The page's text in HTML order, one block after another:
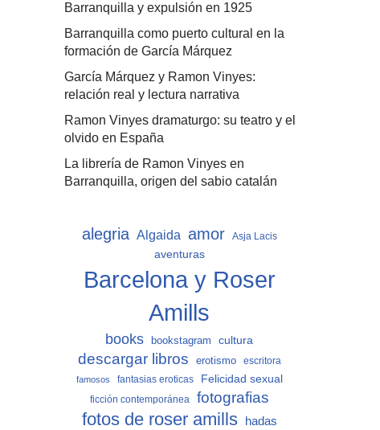
Barranquilla y expulsión en 1925
Barranquilla como puerto cultural en la
formación de García Márquez
García Márquez y Ramon Vinyes:
relación real y lectura narrativa
Ramon Vinyes dramaturgo: su teatro y el
olvido en España
La librería de Ramon Vinyes en
Barranquilla, origen del sabio catalán
alegria Algaida amor Asja Lacis
aventuras
Barcelona y Roser
Amills
books bookstagram cultura
descargar libros erotismo escritora
famosos fantasias eroticas Felicidad sexual
ficción contemporánea fotografias
fotos de roser amills hadas